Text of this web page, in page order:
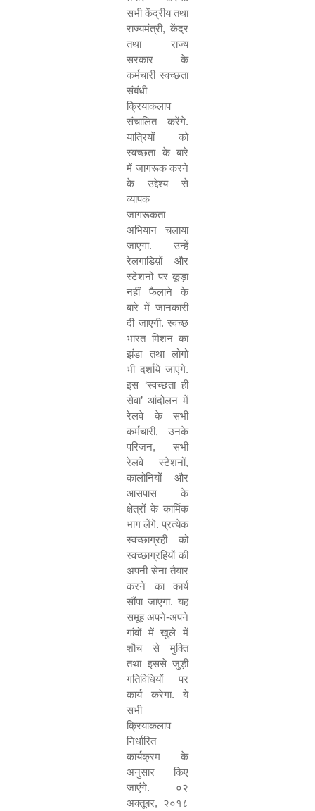
सभी केंद्रीय तथा
राज्यमंत्री, केंद्र
तथा राज्य
सरकार के
कर्मचारी स्वच्छता
संबंधी
क्रियाकलाप
संचालित करेंगे.
यात्रियों को
स्वच्छता के बारे
में जागरूक करने
के उद्देश्य से
व्यापक
जागरूकता
अभियान चलाया
जाएगा. उन्हें
रेलगाडिय़ों और
स्टेशनों पर कूड़ा
नहीं फैलाने के
बारे में जानकारी
दी जाएगी. स्वच्छ
भारत मिशन का
झंडा तथा लोगो
भी दर्शाये जाएंगे.
इस ‘स्वच्छता ही
सेवा’ आंदोलन में
रेलवे के सभी
कर्मचारी, उनके
परिजन, सभी
रेलवे स्टेशनों,
कालोनियों और
आसपास के
क्षेत्रों के कार्मिक
भाग लेंगे. प्रत्येक
स्वच्छाग्रही को
स्वच्छाग्रहियों की
अपनी सेना तैयार
करने का कार्य
सौंपा जाएगा. यह
समूह अपने-अपने
गांवों में खुले में
शौच से मुक्ति
तथा इससे जुड़ी
गतिविधियों पर
कार्य करेगा. ये
सभी
क्रियाकलाप
निर्धारित
कार्यक्रम के
अनुसार किए
जाएंगे. ०२
अक्तूबर, २०१८